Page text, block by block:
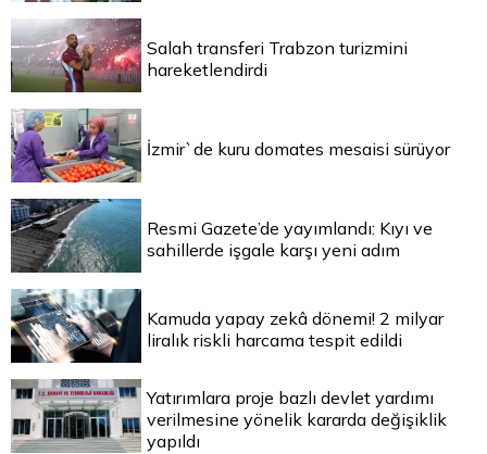
Salah transferi Trabzon turizmini
hareketlendirdi
İzmir`de kuru domates mesaisi sürüyor
Resmi Gazete’de yayımlandı: Kıyı ve
sahillerde işgale karşı yeni adım
Kamuda yapay zekâ dönemi! 2 milyar
liralık riskli harcama tespit edildi
Yatırımlara proje bazlı devlet yardımı
verilmesine yönelik kararda değişiklik
yapıldı